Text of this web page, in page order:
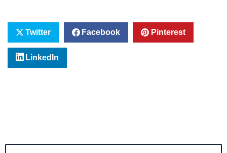
Twitter Facebook Pinterest
LinkedIn